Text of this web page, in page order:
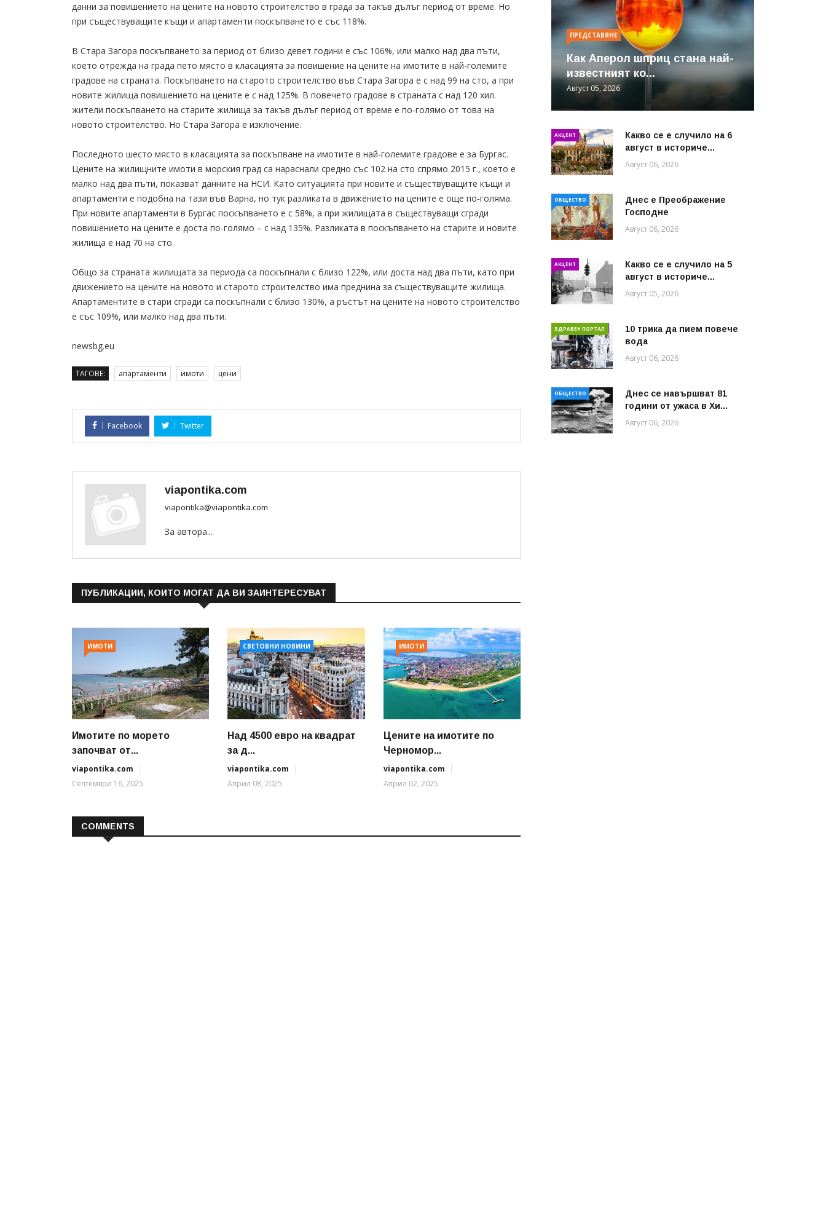
данни за повишението на цените на новото строителство в града за такъв дълъг период от време. Но
при съществуващите къщи и апартаменти поскъпването е със 118%.
В Стара Загора поскъпването за период от близо девет години е със 106%, или малко над два пъти,
което отрежда на града пето място в класацията за повишение на цените на имотите в най-големите
градове на страната. Поскъпването на старото строителство във Стара Загора е с над 99 на сто, а при
новите жилища повишението на цените е с над 125%. В повечето градове в страната с над 120 хил.
жители поскъпването на старите жилища за такъв дълъг период от време е по-голямо от това на
новото строителство. Но Стара Загора е изключение.
Последното шесто място в класацията за поскъпване на имотите в най-големите градове е за Бургас.
Цените на жилищните имоти в морския град са нараснали средно със 102 на сто спрямо 2015 г., което е
малко над два пъти, показват данните на НСИ. Като ситуацията при новите и съществуващите къщи и
апартаменти е подобна на тази във Варна, но тук разликата в движението на цените е още по-голяма.
При новите апартаменти в Бургас поскъпването е с 58%, а при жилищата в съществуващи сгради
повишението на цените е доста по-голямо – с над 135%. Разликата в поскъпването на старите и новите
жилища е над 70 на сто.
Общо за страната жилищата за периода са поскъпнали с близо 122%, или доста над два пъти, като при
движението на цените на новото и старото строителство има преднина за съществуващите жилища.
Апартаментите в стари сгради са поскъпнали с близо 130%, а ръстът на цените на новото строителство
е със 109%, или малко над два пъти.
newsbg.eu
ТАГОВЕ: апартаменти имоти цени
Facebook Twitter
viapontika.com
viapontika@viapontika.com
За автора...
ПУБЛИКАЦИИ, КОИТО МОГАТ ДА ВИ ЗАИНТЕРЕСУВАТ
ИМОТИ
Имотите по морето
започват от...
viapontika.com
Септември 16, 2025
СВЕТОВНИ НОВИНИ
Над 4500 евро на квадрат
за д...
viapontika.com
Април 08, 2025
ИМОТИ
Цените на имотите по
Черномор...
viapontika.com
Април 02, 2025
COMMENTS
ПРЕДСТАВЯНЕ
Как Аперол шприц стана най-
известният ко...
Август 05, 2026
АКЦЕНТ
Какво се е случило на 6
август в историче...
Август 06, 2026
ОБЩЕСТВО
Днес е Преображение
Господне
Август 06, 2026
АКЦЕНТ
Какво се е случило на 5
август в историче...
Август 05, 2026
ЗДРАВЕН ПОРТАЛ
10 трика да пием повече
вода
Август 06, 2026
ОБЩЕСТВО
Днес се навършват 81
години от ужаса в Хи...
Август 06, 2026